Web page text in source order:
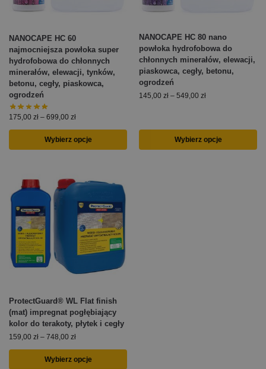
NANOCAPE HC 60
najmocniejsza powłoka super
hydrofobowa do chłonnych
minerałów, elewacji, tynków,
betonu, cegły, piaskowca,
ogrodzeń
175,00 zł – 699,00 zł
Wybierz opcje
NANOCAPE HC 80 nano
powłoka hydrofobowa do
chłonnych minerałów, elewacji,
piaskowca, cegły, betonu,
ogrodzeń
145,00 zł – 549,00 zł
Wybierz opcje
ProtectGuard® WL Flat finish
(mat) impregnat pogłębiający
kolor do terakoty, płytek i cegły
159,00 zł – 748,00 zł
Wybierz opcje